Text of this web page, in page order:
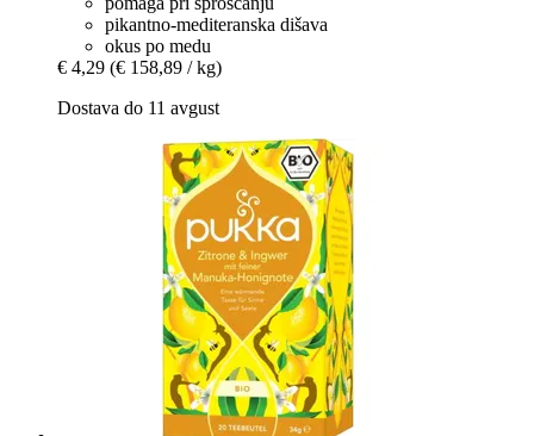
pikantno-mediteranska dišava
okus po medu
€ 4,29 (€ 158,89 / kg)
Dostava do 11 avgust